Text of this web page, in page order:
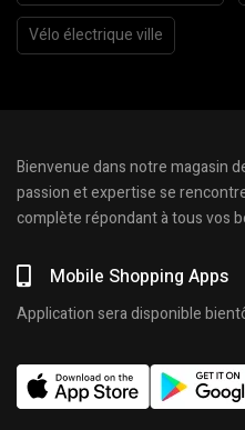
Vélo électrique ville
Bienvenue dans notre magasin
passion et expertise se
complète répondant à tous vos
Mobile Shopping Apps
Application sera disponible